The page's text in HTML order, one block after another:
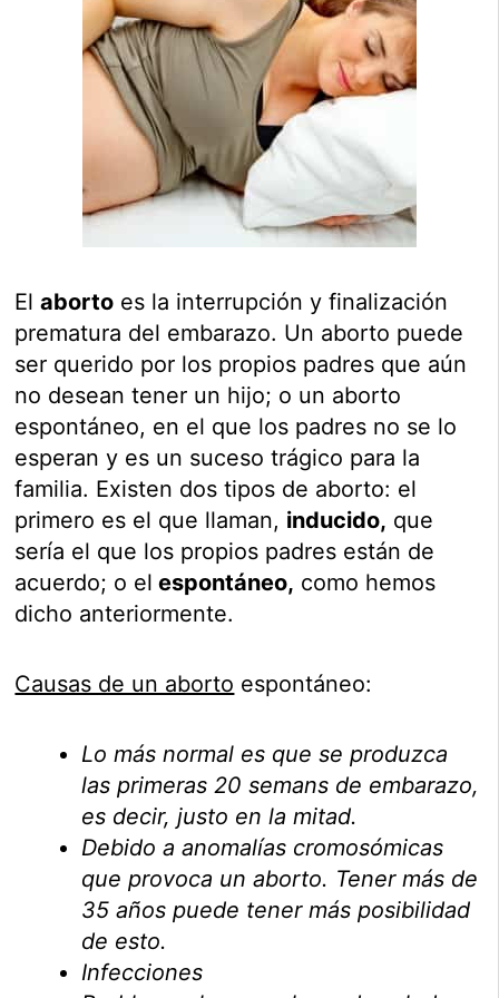
Elaborto es la interrupción y finalización
prematura del embarazo. Un aborto puede
ser querido por los propios padres que aún
no desean tener un hijo; o un aborto
espontáneo, en el que los padres no se lo
esperan y es un suceso trágico para la
familia. Existen dos tipos de aborto: el
primero es el que llaman, inducido, que
sería el que los propios padres están de
acuerdo; o el espontáneo, como hemos
dicho anteriormente.
Causas de un aborto espontáneo:
Lo más normal es que se produzca
las primeras 20 semans de embarazo,
es decir, justo en la mitad.
Debido a anomalías cromosómicas
que provoca un aborto. Tener más de
35 años puede tener más posibilidad
de esto.
Infecciones